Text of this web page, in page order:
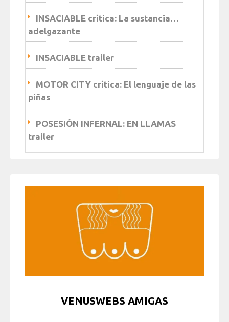
INSACIABLE crítica: La sustancia…
adelgazante
INSACIABLE trailer
MOTOR CITY crítica: El lenguaje de las
piñas
POSESIÓN INFERNAL: EN LLAMAS
trailer
VENUSWEBS AMIGAS